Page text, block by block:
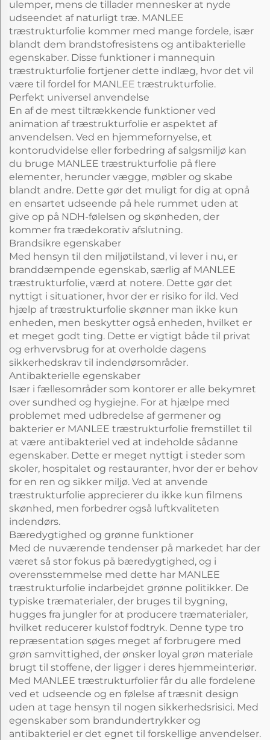
ulemper, mens de tillader mennesker at nyde
udseendet af naturligt træ. MANLEE
træstrukturfolie kommer med mange fordele, især
blandt dem brandstofresistens og antibakterielle
egenskaber. Disse funktioner i mannequin
træstrukturfolie fortjener dette indlæg, hvor det vil
være til fordel for MANLEE træstrukturfolie.
Perfekt universel anvendelse
En af de mest tiltrækkende funktioner ved
animation af træstrukturfolie er aspektet af
anvendelsen. Ved en hjemmefornyelse, et
kontorudvidelse eller forbedring af salgsmiljø kan
du bruge MANLEE træstrukturfolie på flere
elementer, herunder vægge, møbler og skabe
blandt andre. Dette gør det muligt for dig at opnå
en ensartet udseende på hele rummet uden at
give op på NDH-følelsen og skønheden, der
kommer fra trædekorativ afslutning.
Brandsikre egenskaber
Med hensyn til den miljøtilstand, vi lever i nu, er
branddæmpende egenskab, særlig af MANLEE
træstrukturfolie, værd at notere. Dette gør det
nyttigt i situationer, hvor der er risiko for ild. Ved
hjælp af træstrukturfolie skønner man ikke kun
enheden, men beskytter også enheden, hvilket er
et meget godt ting. Dette er vigtigt både til privat
og erhvervsbrug for at overholde dagens
sikkerhedskrav til indendørsområder.
Antibakterielle egenskaber
Især i fællesområder som kontorer er alle bekymret
over sundhed og hygiejne. For at hjælpe med
problemet med udbredelse af germener og
bakterier er MANLEE træstrukturfolie fremstillet til
at være antibakteriel ved at indeholde sådanne
egenskaber. Dette er meget nyttigt i steder som
skoler, hospitalet og restauranter, hvor der er behov
for en ren og sikker miljø. Ved at anvende
træstrukturfolie apprecierer du ikke kun filmens
skønhed, men forbedrer også luftkvaliteten
indendørs.
Bæredygtighed og grønne funktioner
Med de nuværende tendenser på markedet har der
været så stor fokus på bæredygtighed, og i
overensstemmelse med dette har MANLEE
træstrukturfolie indarbejdet grønne politikker. De
typiske træmaterialer, der bruges til bygning,
hugges fra jungler for at producere træmaterialer,
hvilket reducerer kulstof fodtryk. Denne type tro
repræsentation søges meget af forbrugere med
grøn samvittighed, der ønsker loyal grøn materiale
brugt til stoffene, der ligger i deres hjemmeinteriør.
Med MANLEE træstrukturfolier får du alle fordelene
ved et udseende og en følelse af træsnit design
uden at tage hensyn til nogen sikkerhedsrisici. Med
egenskaber som brandundertrykker og
antibakteriel er det egnet til forskellige anvendelser.